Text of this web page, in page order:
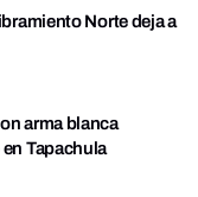
Norte deja a
arma blanca
Tapachula